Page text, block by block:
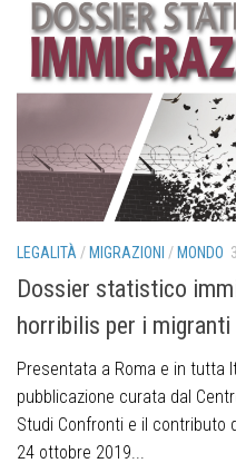
LEGALITÀ / MIGRAZIONI / MONDO
Dossier statistico
horribilis per i migranti
Presentata a Roma e in tutta
pubblicazione curata dal
Studi Confronti e il contributo
24 ottobre 2019...